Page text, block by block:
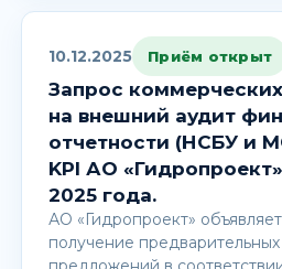
10.12.2025 Приём открыт
Запрос
на внешний аудит
отчетности (НСБУ и
KPI АО
2025 года.
АО «Гидропроект»
получение